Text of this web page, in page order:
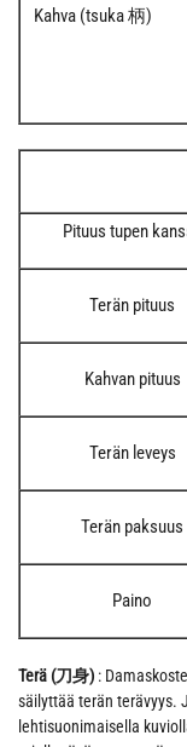
Kahva (tsuka 柄)
Pituus tupen
Terän pituus
Kahvan pituus
Terän leveys
Terän paksuus
Paino
Terä (刀身) :
säilyttää terän terävyys.
lehtisuonimaisella